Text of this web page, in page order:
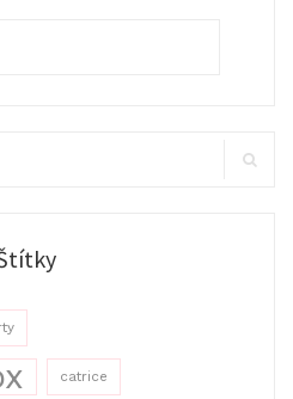
catrice